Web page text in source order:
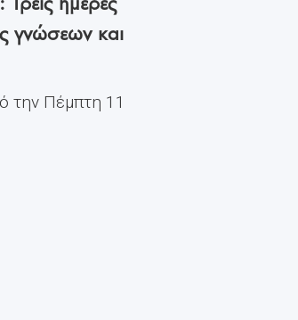
γνώσεων και
την Πέμπτη 11